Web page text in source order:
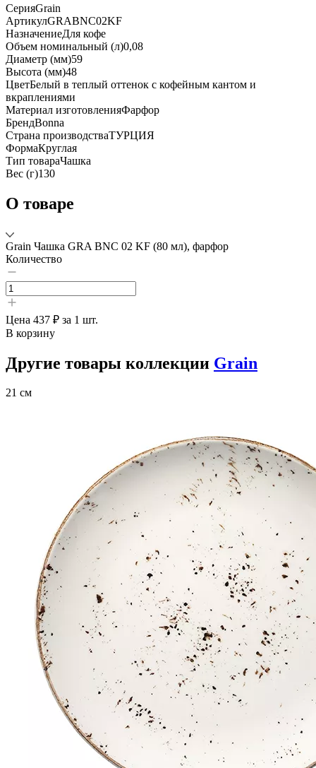
СерияGrain
АртикулGRABNC02KF
НазначениеДля кофе
Объем номинальный (л)0,08
Диаметр (мм)59
Высота (мм)48
ЦветБелый в теплый оттенок с кофейным кантом и
вкраплениями
Материал изготовленияФарфор
БрендBonna
Страна производстваТУРЦИЯ
ФормаКруглая
Тип товараЧашка
Вес (г)130
О товаре
Grain Чашка GRA BNC 02 KF (80 мл), фарфор
Количество
Цена 437 ₽ за 1 шт.
В корзину
Другие товары коллекции Grain
21 см